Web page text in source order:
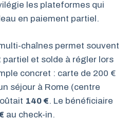
les plateformes qui
en paiement partiel.
chaînes permet souvent
et solde à régler lors
concret : carte de 200 €
séjour à Rome (centre
140 €. Le bénéficiaire
au check-in.